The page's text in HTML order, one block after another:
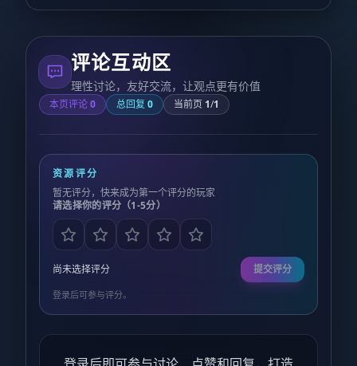
评论互动区
理性讨论，友好交流，让观点更有价值
本页评论0 总回复 0 当前页 1/1
资源评分
暂无评分，快来成为第一个评分的玩家
请选择你的评分（1-5分）
尚未选择评分 提交评分
登录后可参与评分。